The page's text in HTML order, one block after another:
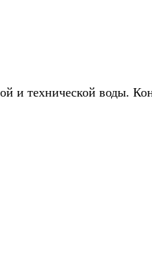
и технической воды.